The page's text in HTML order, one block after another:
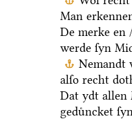
Man
De merke en
werde ſyn
Nemandt
alſo recht
Dat ydt allen
geduͤncket